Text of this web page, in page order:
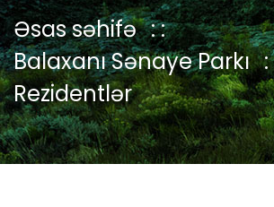
Əsas səhifə
Balaxanı Sənaye Parkı
Rezidentlər